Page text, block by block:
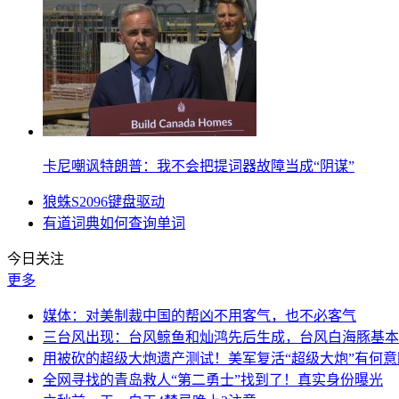
卡尼嘲讽特朗普：我不会把提词器故障当成“阴谋”
狼蛛S2096键盘驱动
有道词典如何查询单词
今日关注
更多
媒体：对美制裁中国的帮凶不用客气，也不必客气
三台风出现：台风鲸鱼和灿鸿先后生成，台风白海豚基
用被砍的超级大炮遗产测试！美军复活“超级大炮”有何意
全网寻找的青岛救人“第二勇士”找到了！真实身份曝光